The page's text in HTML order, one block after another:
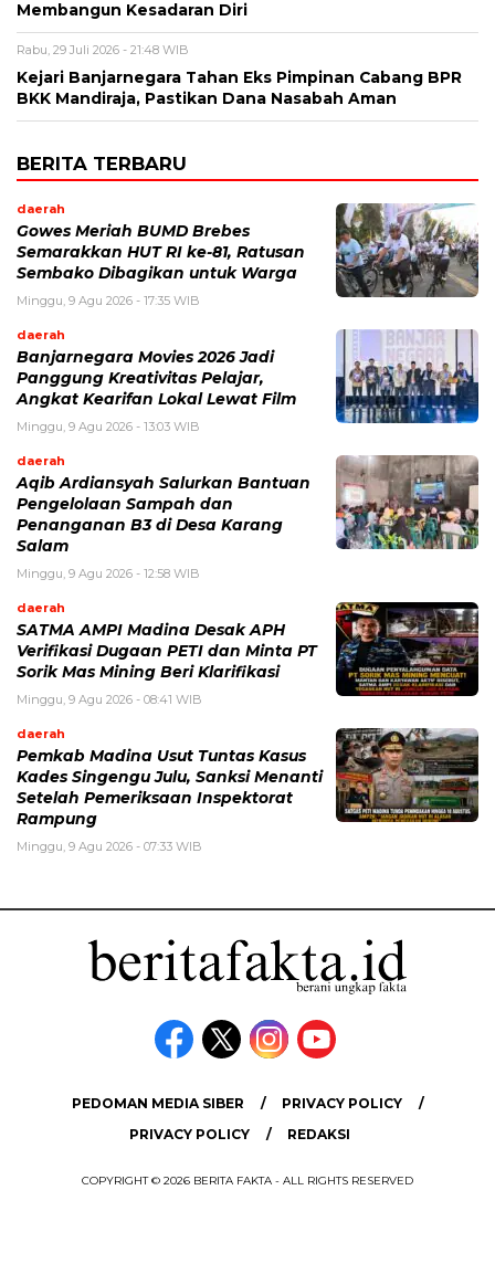
Membangun Kesadaran Diri
Rabu, 29 Juli 2026 - 21:48 WIB
Kejari Banjarnegara Tahan Eks Pimpinan Cabang BPR
BKK Mandiraja, Pastikan Dana Nasabah Aman
BERITA TERBARU
daerah
Gowes Meriah BUMD Brebes
Semarakkan HUT RI ke-81, Ratusan
Sembako Dibagikan untuk Warga
Minggu, 9 Agu 2026 - 17:35 WIB
daerah
Banjarnegara Movies 2026 Jadi
Panggung Kreativitas Pelajar,
Angkat Kearifan Lokal Lewat Film
Minggu, 9 Agu 2026 - 13:03 WIB
daerah
Aqib Ardiansyah Salurkan Bantuan
Pengelolaan Sampah dan
Penanganan B3 di Desa Karang
Salam
Minggu, 9 Agu 2026 - 12:58 WIB
daerah
SATMA AMPI Madina Desak APH
Verifikasi Dugaan PETI dan Minta PT
Sorik Mas Mining Beri Klarifikasi
Minggu, 9 Agu 2026 - 08:41 WIB
daerah
Pemkab Madina Usut Tuntas Kasus
Kades Singengu Julu, Sanksi Menanti
Setelah Pemeriksaan Inspektorat
Rampung
Minggu, 9 Agu 2026 - 07:33 WIB
PEDOMAN MEDIA SIBER
PRIVACY POLICY
PRIVACY POLICY
REDAKSI
COPYRIGHT © 2026 BERITA FAKTA - ALL RIGHTS RESERVED